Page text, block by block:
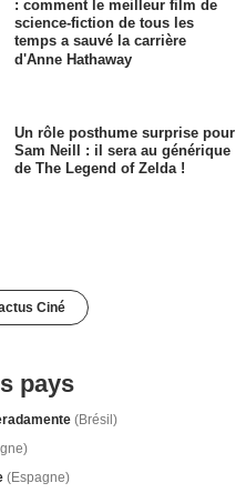
: comment le meilleur film de
science-fiction de tous les
temps a sauvé la carrière
d'Anne Hathaway
Un rôle posthume surprise pour
Sam Neill : il sera au générique
de The Legend of Zelda !
Ciné
pays
(Brésil)
(Espagne)